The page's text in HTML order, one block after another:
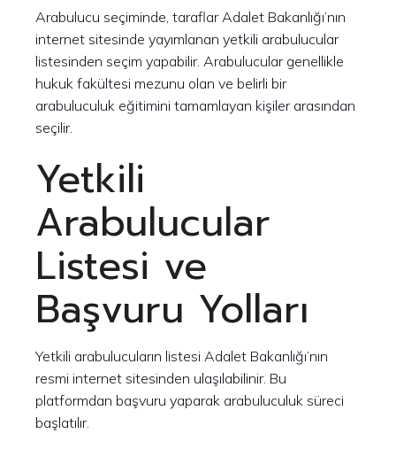
Arabulucu seçiminde, taraflar Adalet Bakanlığı’nın
internet sitesinde yayımlanan yetkili arabulucular
listesinden seçim yapabilir. Arabulucular genellikle
hukuk fakültesi mezunu olan ve belirli bir
arabuluculuk eğitimini tamamlayan kişiler arasından
seçilir.
Yetkili
Arabulucular
Listesi ve
Başvuru Yolları
Yetkili arabulucuların listesi Adalet Bakanlığı’nın
resmi internet sitesinden ulaşılabilinir. Bu
platformdan başvuru yaparak arabuluculuk süreci
başlatılır.